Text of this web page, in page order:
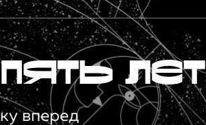
лет
вперед